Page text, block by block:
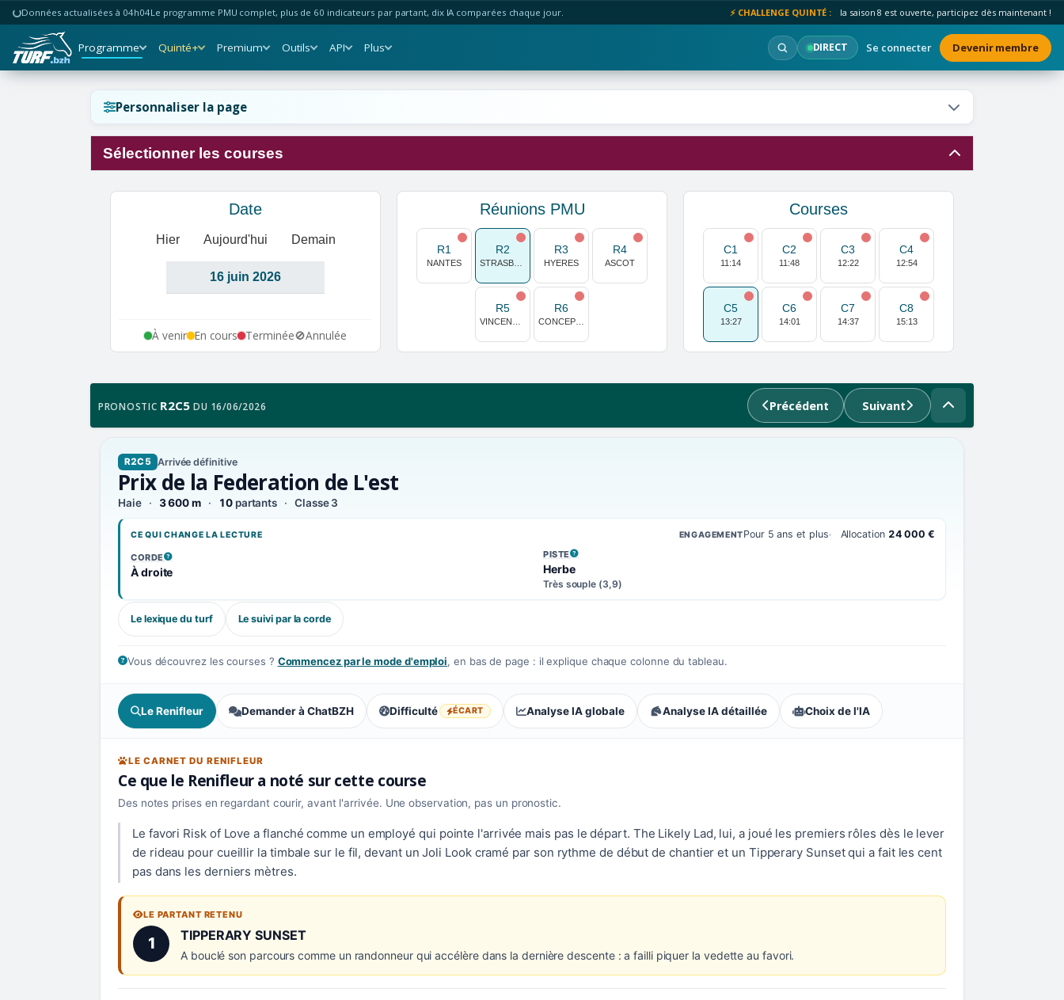
Données actualisées à 04h04Le programme PMU complet, plus de 60 indicateurs par partant, dix IA comparées chaque jour. ⚡ CHALLENGE QUINTÉ : la saison 8 est ouverte, participez dès maintenant !
Programme Quinté+ Premium Outils API Plus DIRECT Se connecter Devenir membre
Personnaliser la page
Sélectionner les courses
Date
Hier Aujourd'hui Demain
À venir En cours Terminée🚫Annulée
Réunions PMU
R1
NANTES
R2 R3
HYERES
R4
ASCOT
R5 R6
Courses
C1
11:14
C2
11:48
C3
12:22
C4
12:54
C5
13:27
C6
14:01
C7
14:37
C8
15:13
PRONOSTIC R2C5 DU 16/06/2026 Précédent Suivant
R2C5 Arrivée définitive
Prix de la Federation de L'est
Haie 3 600 m 10partants Classe 3
CE QUI CHANGE LA LECTURE ENGAGEMENTPour 5 ans et plus Allocation 24 000 €
CORDE
, VOIR LA DÉFINITION
À droite
PISTE
, VOIR LA DÉFINITION
Herbe
Très souple (3,9)
Le lexique du turf Le suivi par la corde
Vous découvrez les courses ? Commencez par le mode d'emploi, en bas de page : il explique chaque colonne du tableau.
Le Renifleur Demander à ChatBZH Difficulté ÉCART
, écart : lectures divergentesAnalyse IA globale Analyse IA détaillée Choix de l'IA
LE CARNET DU RENIFLEUR
Ce que le Renifleur a noté sur cette course
Des notes prises en regardant courir, avant l'arrivée. Une observation, pas un pronostic.
Le favori Risk of Love a flanché comme un employé qui pointe l'arrivée mais pas le départ. The Likely Lad, lui, a joué les premiers rôles dès le lever
de rideau pour cueillir la timbale sur le fil, devant un Joli Look cramé par son rythme de début de chantier et un Tipperary Sunset qui a fait les cent
pas dans les derniers mètres.
LE PARTANT RETENU
1 Numéro 1 :
TIPPERARY SUNSET
A bouclé son parcours comme un randonneur qui accélère dans la dernière descente : a failli piquer la vedette au favori.
Réinitialiser l'affichage ?
Annuler